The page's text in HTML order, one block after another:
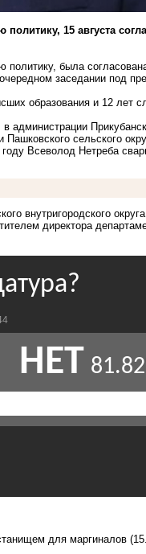
15 августа
политику, была
заседании под
образования и 12 лет
сельского
Всеволод Нетреба
внутригородского округа.
директора
для маргиналов